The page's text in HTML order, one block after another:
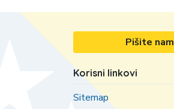
Pišite nam
Korisni linkovi
Sitemap